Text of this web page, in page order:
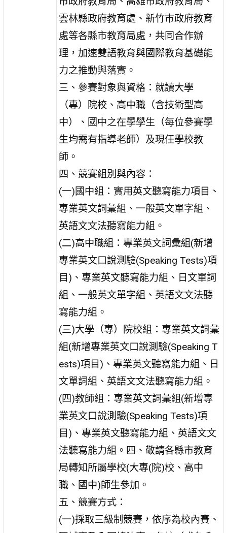
雲林縣政府教育處、新竹市政府教育
處等各縣市教育局處，共同合作辦
理，加速雙語教育與國際教育基礎能
力之推動與落實。
三、參賽對象與資格：就讀大學
（專）院校、高中職（含技術型高
中）、國中之在學學生（每位參賽學
生均需有指導老師）及現任學校教
師。
四、競賽組別與內容：
(一)國中組：實用英文聽寫能力項目、
專業英文詞彙組、一般英文單字組、
英語文文法聽寫能力組。
(二)高中職組：專業英文詞彙組(新增
專業英文口說測驗(Speaking Tests)項
目)、專業英文聽寫能力組、日文單詞
組、一般英文單字組、英語文文法聽
寫能力組。
(三)大學（專）院校組：專業英文詞彙
組(新增專業英文口說測驗(Speaking T
ests)項目)、專業英文聽寫能力組、日
文單詞組、英語文文法聽寫能力組。
(四)教師組：專業英文詞彙組(新增專
業英文口說測驗(Speaking Tests)項
目)、專業英文聽寫能力組、英語文文
法聽寫能力組。四、敬請各縣市教育
局轉知所屬學校(大專(院)校、高中
職、國中)師生參加。
五、競賽方式：
(一)採取三級制競賽，依序為校內賽、